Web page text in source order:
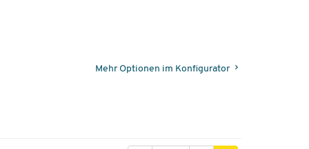
Mehr Optionen im Konfigurator